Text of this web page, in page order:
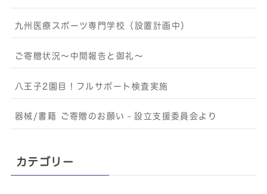
九州医療スポーツ専門学校（設置計画中）
ご寄贈状況～中間報告と御礼～
八王子2園目！フルサポート検査実施
器械/書籍 ご寄贈のお願い－設立支援委員会より
カテゴリー